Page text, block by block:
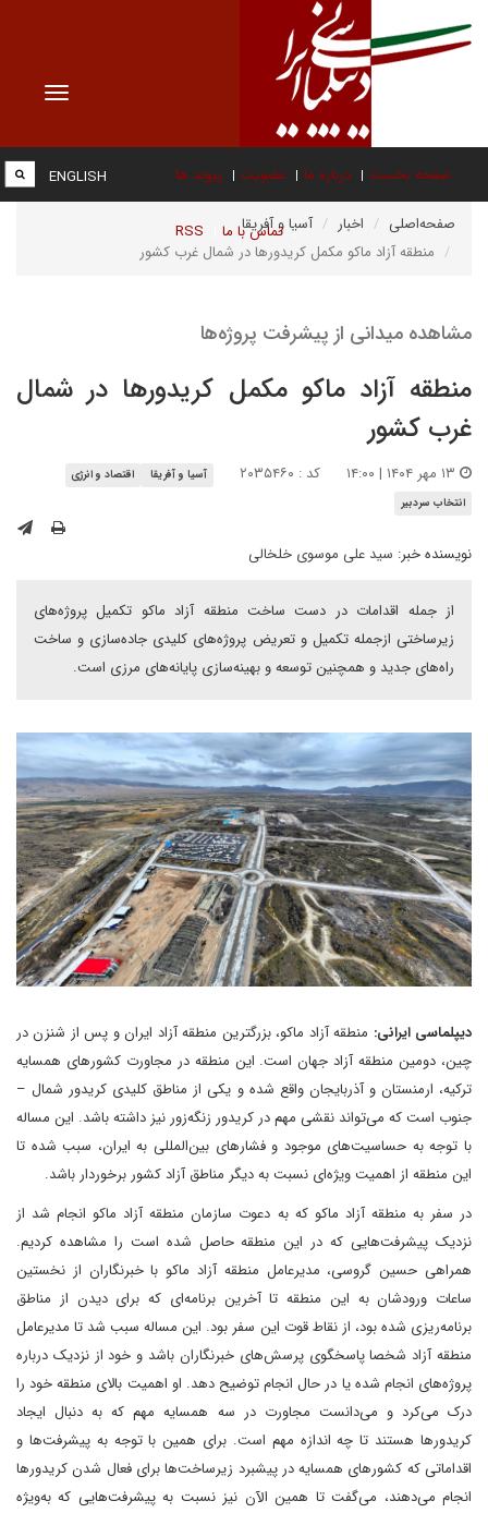
Toggle
صفحه نخست درباره ما عضویت پیوند ها
تماس با ما RSS
ENGLISH
صفحه‌اصلی اخبار
آسیا و آفریقا
منطقه آزاد ماکو مکمل کریدورها در شمال غرب کشور
مشاهده میدانی از پیشرفت پروژه‌ها
منطقه آزاد ماکو مکمل کریدورها در شمال
غرب کشور
کد : ۲۰۳۵۴۶۰ آسیا و آفریقا
اقتصاد و انرژی
انتخاب سردبیر
نویسنده خبر: سید علی موسوی خلخالی
از جمله اقدامات در دست ساخت منطقه آزاد ماکو تکمیل پروژه‌های
زیرساختی ازجمله تکمیل و تعریض پروژه‌های کلیدی جاده‌سازی و ساخت
راه‌های جدید و همچنین توسعه و بهینه‌سازی پایانه‌های مرزی است.
دیپلماسی ایرانی: منطقه آزاد ماکو، بزرگترین منطقه آزاد ایران و پس از شنزن در
چین، دومین منطقه آزاد جهان است. این منطقه در مجاورت کشورهای همسایه
ترکیه، ارمنستان و آذربایجان واقع شده و یکی از مناطق کلیدی کریدور شمال –
جنوب است که می‌تواند نقشی مهم در کریدور زنگه‌زور نیز داشته باشد. این مساله
با توجه به حساسیت‌های موجود و فشارهای بین‌المللی به ایران، سبب شده تا
این منطقه از اهمیت ویژه‌ای نسبت به دیگر مناطق آزاد کشور برخوردار باشد.
در سفر به منطقه آزاد ماکو که به دعوت سازمان منطقه آزاد ماکو انجام شد از
نزدیک پیشرفت‌هایی که در این منطقه حاصل شده است را مشاهده کردیم.
همراهی حسین گروسی، مدیرعامل منطقه آزاد ماکو با خبرنگاران از نخستین
ساعات ورودشان به این منطقه تا آخرین برنامه‌ای که برای دیدن از مناطق
برنامه‌ریزی شده بود، از نقاط قوت این سفر بود. این مساله سبب شد تا مدیرعامل
منطقه آزاد شخصا پاسخگوی پرسش‌های خبرنگاران باشد و خود از نزدیک درباره
پروژه‌های انجام شده یا در حال انجام توضیح دهد. او اهمیت بالای منطقه خود را
درک می‌کرد و می‌دانست مجاورت در سه همسایه مهم که به دنبال ایجاد
کریدورها هستند تا چه اندازه مهم است. برای همین با توجه به پیشرفت‌ها و
اقداماتی که کشورهای همسایه در پیشبرد زیرساخت‌ها برای فعال شدن کریدورها
انجام می‌دهند، می‌گفت تا همین الآن نیز نسبت به پیشرفت‌هایی که به‌ویژه